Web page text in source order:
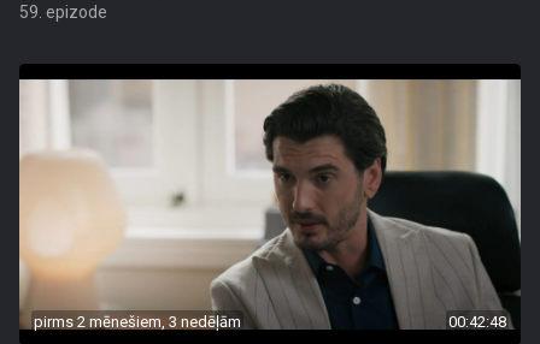
59. epizode
pirms 2 mēnešiem, 3 nedēļām 00:42:48